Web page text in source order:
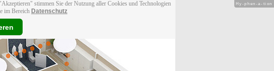
stimmen Sie der Nutzung aller Cookies und Technologien
im Bereich Datenschutz
Hy-phen-a-tion